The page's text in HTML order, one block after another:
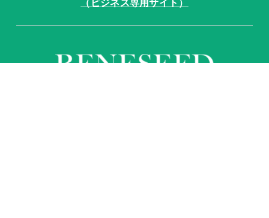
（ビジネス専用サイト）